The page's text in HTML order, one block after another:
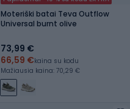
Moteriški batai Teva Outflow
Universal burnt olive
73,99 €
66,59 €kaina su kodu
Mažiausia kaina: 70,29 €